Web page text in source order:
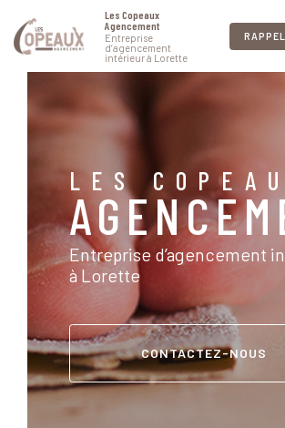
contenu
Les Copeaux
Agencement
Entreprise
d’agencement
intérieur à Lorette
LES
Entreprise d’agencement
à Lorette
CONTACTEZ-NOUS